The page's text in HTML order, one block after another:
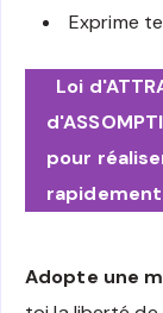
Exprime
Loi
pour
rapidement
Adopte une